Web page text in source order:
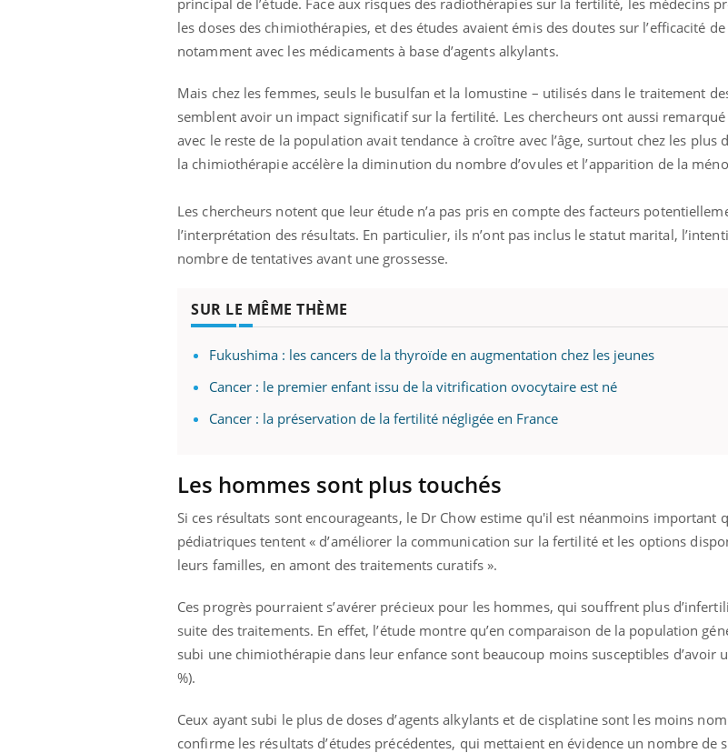
les doses des chimiothérapies, et des études avaient émis des doutes sur l’efficacité
notamment avec les médicaments à base d’agents alkylants.
Mais chez les femmes, seuls le busulfan et la lomustine – utilisés dans le traitement
semblent avoir un impact significatif sur la fertilité. Les chercheurs ont aussi
avec le reste de la population avait tendance à croître avec l’âge, surtout chez les plus
la chimiothérapie accélère la diminution du nombre d’ovules et l’apparition de la
Les chercheurs notent que leur étude n’a pas pris en compte des facteurs
l’interprétation des résultats. En particulier, ils n’ont pas inclus le statut marital,
nombre de tentatives avant une grossesse.
SUR LE MÊME THÈME
Fukushima : les cancers de la thyroïde en augmentation chez les jeunes
Cancer : le premier enfant issu de la vitrification ovocytaire est né
Cancer : la préservation de la fertilité négligée en France
Les hommes sont plus touchés
Si ces résultats sont encourageants, le Dr Chow estime qu'il est néanmoins important
pédiatriques tentent « d’améliorer la communication sur la fertilité et les options
leurs familles, en amont des traitements curatifs ».
Ces progrès pourraient s’avérer précieux pour les hommes, qui souffrent plus
suite des traitements. En effet, l’étude montre qu’en comparaison de la population
subi une chimiothérapie dans leur enfance sont beaucoup moins susceptibles d’avoir
%).
Ceux ayant subi le plus de doses d’agents alkylants et de cisplatine sont les moins
confirme les résultats d’études précédentes, qui mettaient en évidence un nombre de